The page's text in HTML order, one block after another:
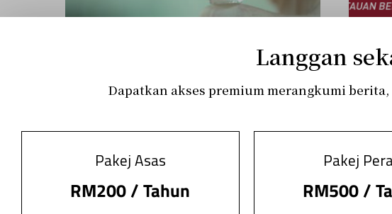
Tarikh Berita: 18-20 Jun 2021 1) FDI Malaysia jatuh
tahun…
Unit Analisis IRIS
June 20, 2021
Radar
sarawak
Langgan
Dapatkan akses premium merangkumi
Pakej Asas
RM200 / Tahun
Pakej
RM500 /